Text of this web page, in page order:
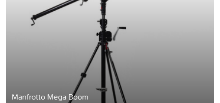
Manfrotto Mega Boom